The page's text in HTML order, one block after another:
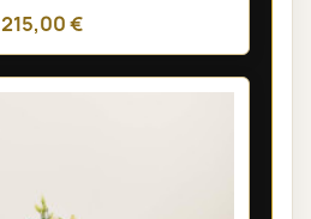
215,00 €